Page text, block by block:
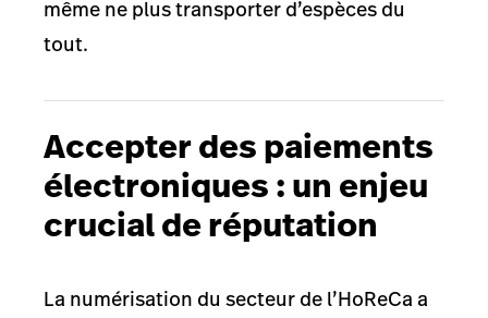
même ne plus transporter d’espèces du
tout.
Accepter des paiements
électroniques : un enjeu
crucial de réputation
La numérisation du secteur de l’HoReCa a